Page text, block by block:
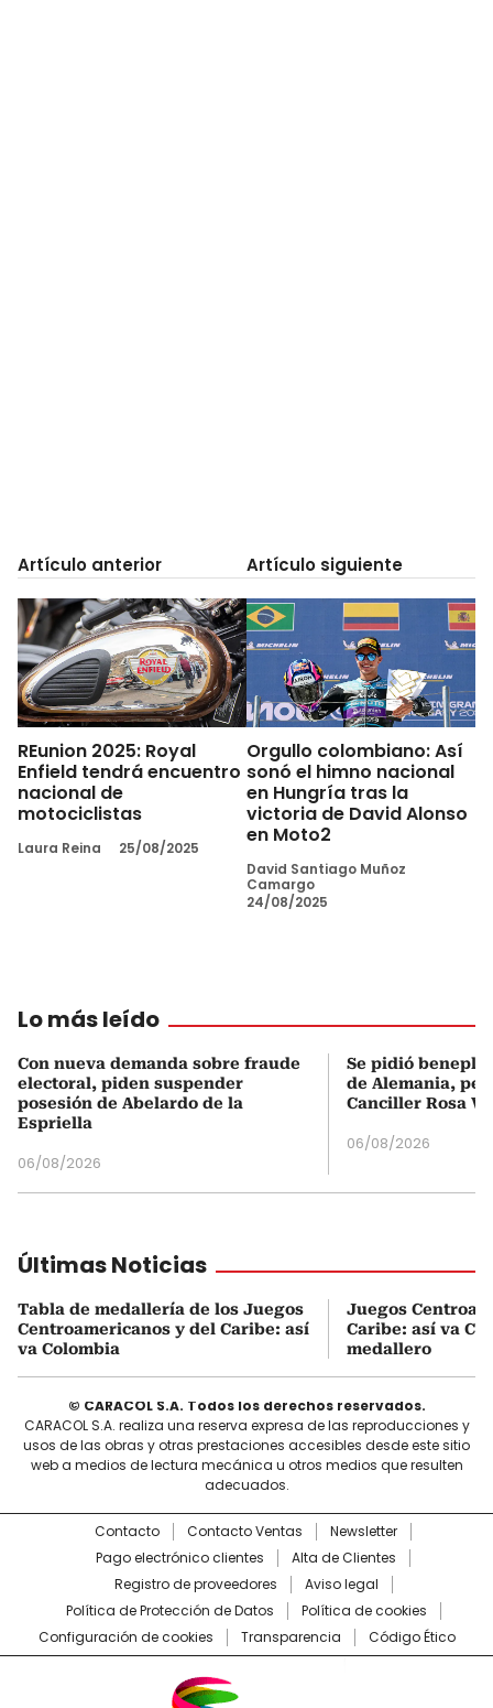
Artículo anterior
REunion 2025: Royal
Enfield tendrá encuentro
nacional de
motociclistas
Laura Reina 25/08/2025
Artículo siguiente
Orgullo colombiano: Así
sonó el himno nacional
en Hungría tras la
victoria de David Alonso
en Moto2
David Santiago Muñoz
Camargo
24/08/2025
Lo más leído
Con nueva demanda sobre fraude
electoral, piden suspender
posesión de Abelardo de la
Espriella
06/08/2026
Se pidió
de Alemania,
Canciller Rosa
06/08/2026
Últimas Noticias
Tabla de medallería de los Juegos
Centroamericanos y del Caribe: así
va Colombia
Juegos
Caribe: así va
medallero
© CARACOL S.A. Todos los derechos reservados.
CARACOL S.A. realiza una reserva expresa de las reproducciones y
usos de las obras y otras prestaciones accesibles desde este sitio
web a medios de lectura mecánica u otros medios que resulten
adecuados.
Contacto Contacto Ventas
Newsletter
Pago electrónico clientes
Alta de Clientes
Registro de proveedores
Aviso legal
Política de Protección de Datos
Política de cookies
Configuración de cookies
Transparencia Código Ético